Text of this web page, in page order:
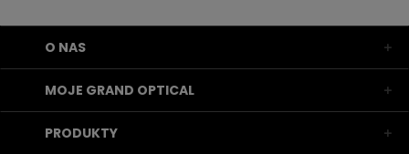
O NAS
MOJE GRAND OPTICAL
PRODUKTY